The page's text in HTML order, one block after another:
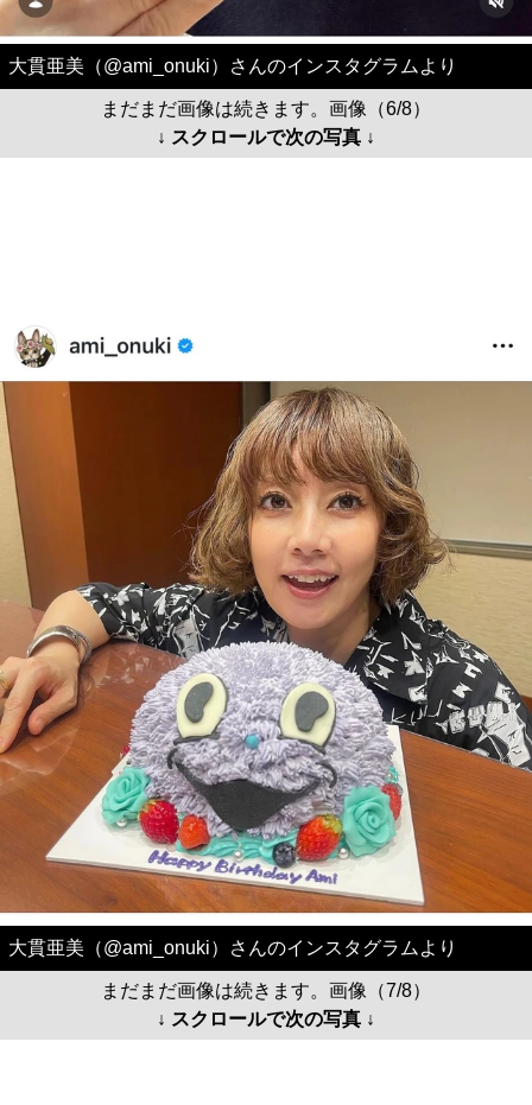
大貫亜美（@ami_onuki）さんのインスタグラムより
まだまだ画像は続きます。画像（6/8）
↓ スクロールで次の写真 ↓
大貫亜美（@ami_onuki）さんのインスタグラムより
まだまだ画像は続きます。画像（7/8）
↓ スクロールで次の写真 ↓